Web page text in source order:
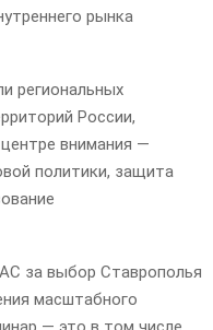
рынка
региональных
России,
внимания —
политики, защита
за выбор Ставрополья
масштабного